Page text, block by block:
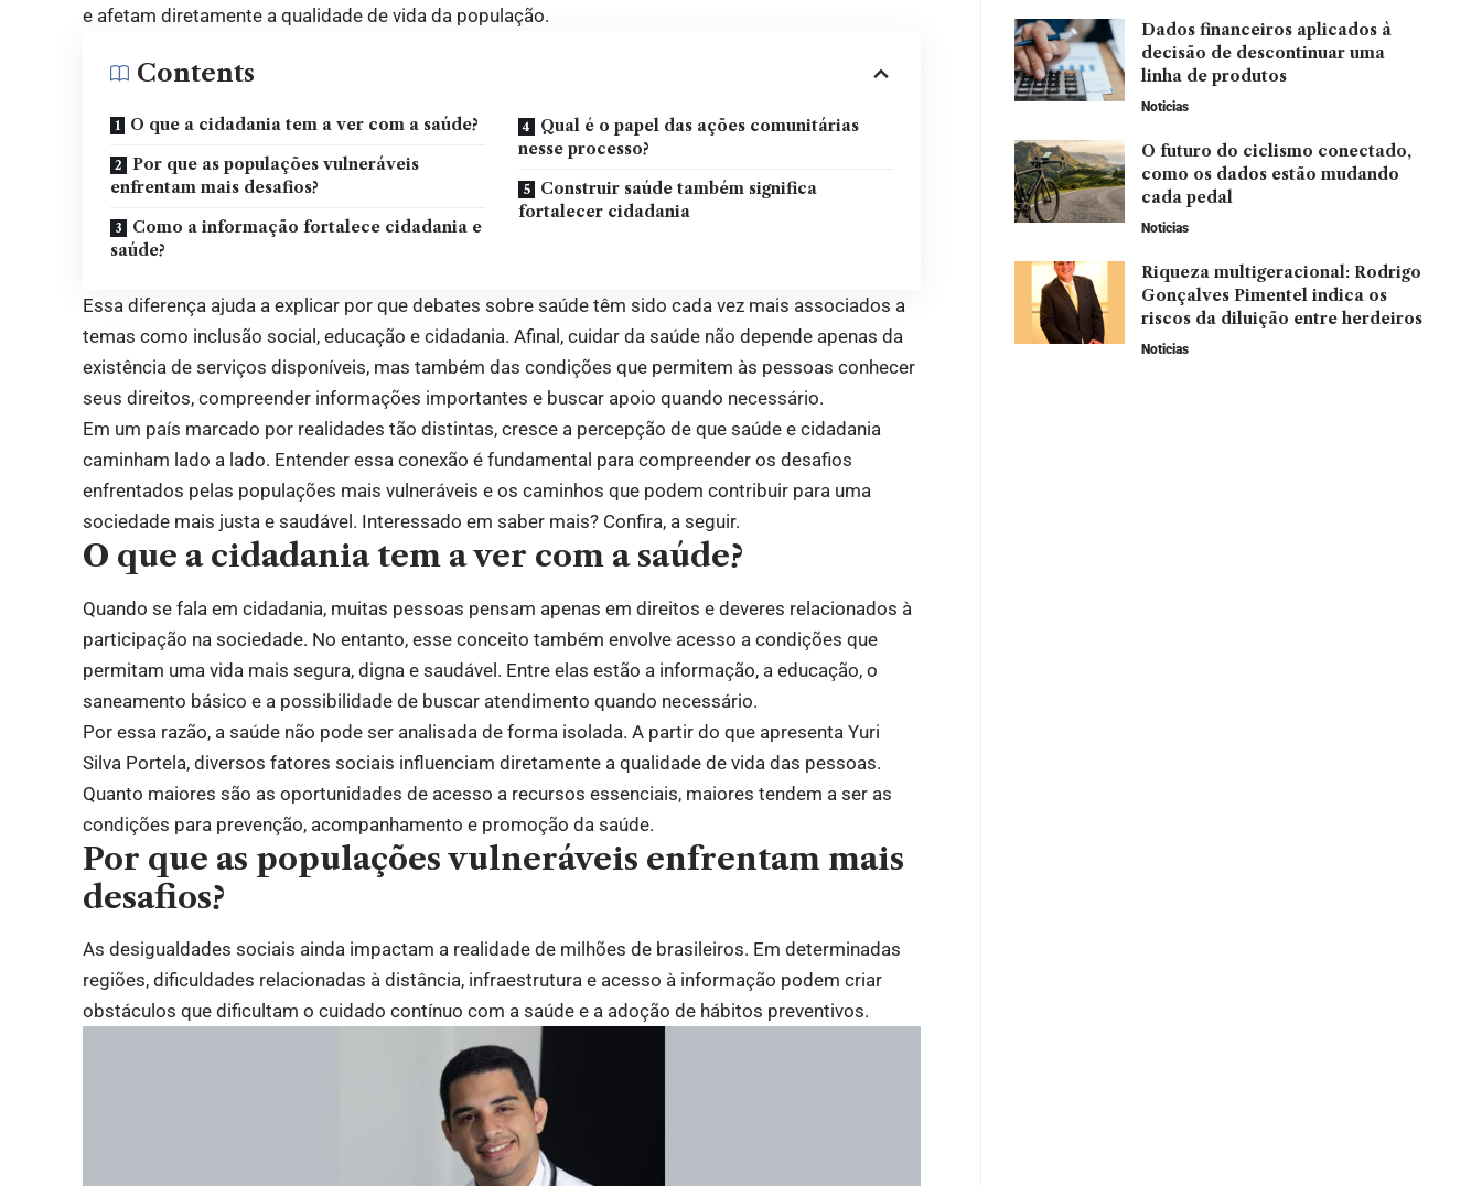
e afetam diretamente a qualidade de vida da população.
Contents
O que a cidadania tem a ver com a saúde?
Por que as populações vulneráveis
enfrentam mais desafios?
Como a informação fortalece cidadania e
saúde?
Qual é o papel das ações comunitárias
nesse processo?
Construir saúde também significa
fortalecer cidadania
Essa diferença ajuda a explicar por que debates sobre saúde têm sido cada vez mais associados a
temas como inclusão social, educação e cidadania. Afinal, cuidar da saúde não depende apenas da
existência de serviços disponíveis, mas também das condições que permitem às pessoas conhecer
seus direitos, compreender informações importantes e buscar apoio quando necessário.
Em um país marcado por realidades tão distintas, cresce a percepção de que saúde e cidadania
caminham lado a lado. Entender essa conexão é fundamental para compreender os desafios
enfrentados pelas populações mais vulneráveis e os caminhos que podem contribuir para uma
sociedade mais justa e saudável. Interessado em saber mais? Confira, a seguir.
O que a cidadania tem a ver com a saúde?
Quando se fala em cidadania, muitas pessoas pensam apenas em direitos e deveres relacionados à
participação na sociedade. No entanto, esse conceito também envolve acesso a condições que
permitam uma vida mais segura, digna e saudável. Entre elas estão a informação, a educação, o
saneamento básico e a possibilidade de buscar atendimento quando necessário.
Por essa razão, a saúde não pode ser analisada de forma isolada. A partir do que apresenta Yuri
Silva Portela, diversos fatores sociais influenciam diretamente a qualidade de vida das pessoas.
Quanto maiores são as oportunidades de acesso a recursos essenciais, maiores tendem a ser as
condições para prevenção, acompanhamento e promoção da saúde.
Por que as populações vulneráveis enfrentam mais
desafios?
As desigualdades sociais ainda impactam a realidade de milhões de brasileiros. Em determinadas
regiões, dificuldades relacionadas à distância, infraestrutura e acesso à informação podem criar
obstáculos que dificultam o cuidado contínuo com a saúde e a adoção de hábitos preventivos.
Dados financeiros aplicados à
decisão de descontinuar uma
linha de produtos
Noticias
O futuro do ciclismo conectado,
como os dados estão mudando
cada pedal
Noticias
Riqueza multigeracional: Rodrigo
Gonçalves Pimentel indica os
riscos da diluição entre herdeiros
Noticias